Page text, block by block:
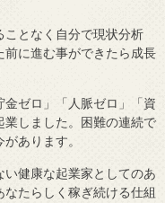
ことなく自分で現状分析
前に進む事ができたら成長
ゼロ」「人脈ゼロ」「資
しました。困難の連続で
あります。
い健康な起業家としてのあ
たらしく稼ぎ続ける仕組